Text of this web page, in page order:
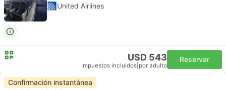
United Airlines
USD 543
Impuestos incluidos por adulto
Reservar
Confirmación instantánea